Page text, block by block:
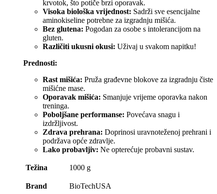
krvotok, što potiče brzi oporavak.
Visoka biološka vrijednost: Sadrži sve esencijalne
aminokiseline potrebne za izgradnju mišića.
Bez glutena: Pogodan za osobe s intolerancijom na
gluten.
Različiti ukusni okusi: Uživaj u svakom napitku!
Prednosti:
Rast mišića: Pruža građevne blokove za izgradnju čiste
mišićne mase.
Oporavak mišića: Smanjuje vrijeme oporavka nakon
treninga.
Poboljšane performanse: Povećava snagu i
izdržljivost.
Zdrava prehrana: Doprinosi uravnoteženoj prehrani i
podržava opće zdravlje.
Lako probavljiv: Ne opterećuje probavni sustav.
Težina 1000 g
Brand BioTechUSA